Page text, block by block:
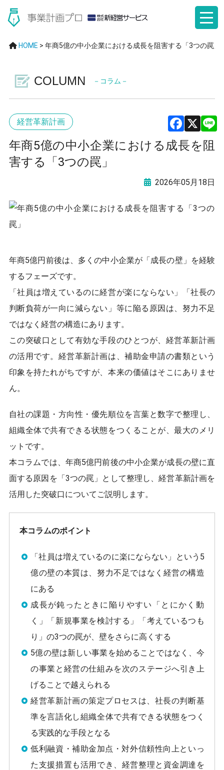
HOME > 年商5億の中小企業における成長を阻害する「3つの罠」
COLUMN －コラム－
経営革新計画
F
a
ce
b
o
X
年商5億の中小企業における成長を阻
害する「3つの罠」
2026年05月18日
年商5億円前後は、多くの中小企業が「成長の壁」を経験
するフェーズです。
「社員は増えているのに経営が楽にならない」「社長の
判断負荷が一向に減らない」等に陥る原因は、努力不足
ではなく経営の構造にあります。
この突破口として有効な手段のひとつが、経営革新計画
の活用です。経営革新計画は、補助金申請の書類という
印象を持たれがちですが、本来の価値はそこにありませ
ん。
自社の課題・方向性・優先順位を言葉と数字で整理し、
組織全体で共有できる状態をつくることが、最大のメリ
ットです。
本コラムでは、年商5億円前後の中小企業が成長の壁に直
面する原因を「3つの罠」として整理し、経営革新計画を
活用した突破口についてご説明します。
本コラムのポイント
「社員は増えているのに楽にならない」という5
億の壁の本質は、努力不足ではなく経営の構造
にある
成長が鈍ったときに陥りやすい「とにかく動
く」「新規事業を検討する」「考えているつも
り」の3つの罠が、壁をさらに高くする
5億の壁は新しい事業を始めることではなく、今
の事業と経営の仕組みを次のステージへ引き上
げることで越えられる
経営革新計画の策定プロセスは、社長の判断基
準を言語化し組織全体で共有できる状態をつく
る実践的な手段となる
低利融資・補助金加点・対外信頼性向上といっ
た支援措置も活用でき、経営整理と資金調達を